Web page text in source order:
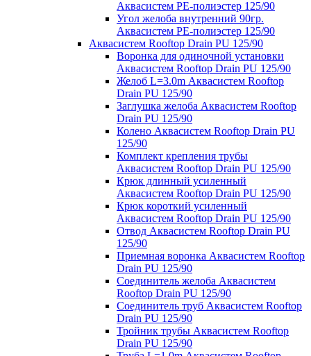
Аквасистем PE-полиэстер 125/90
Угол желоба внутренний 90гр.
Аквасистем PE-полиэстер 125/90
Аквасистем Rooftop Drain PU 125/90
Воронка для одиночной установки
Аквасистем Rooftop Drain PU 125/90
Желоб L=3.0m Аквасистем Rooftop
Drain PU 125/90
Заглушка желоба Аквасистем Rooftop
Drain PU 125/90
Колено Аквасистем Rooftop Drain PU
125/90
Комплект крепления трубы
Аквасистем Rooftop Drain PU 125/90
Крюк длинный усиленный
Аквасистем Rooftop Drain PU 125/90
Крюк короткий усиленный
Аквасистем Rooftop Drain PU 125/90
Отвод Аквасистем Rooftop Drain PU
125/90
Приемная воронка Аквасистем Rooftop
Drain PU 125/90
Соединитель желоба Аквасистем
Rooftop Drain PU 125/90
Соединитель труб Аквасистем Rooftop
Drain PU 125/90
Тройник трубы Аквасистем Rooftop
Drain PU 125/90